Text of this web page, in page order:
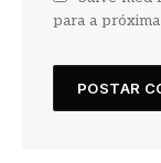
para a